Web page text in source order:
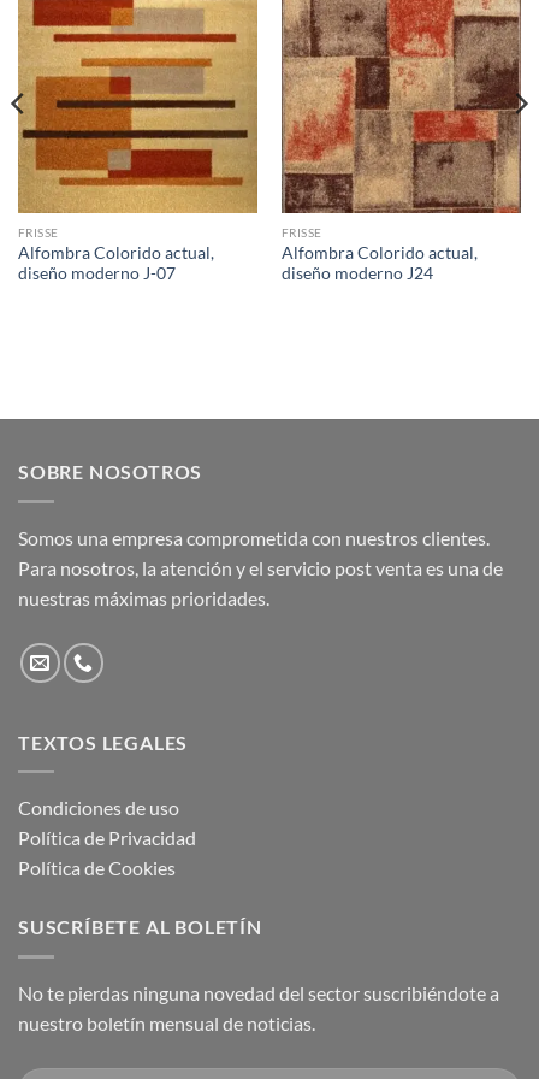
FRISSE
Alfombra Colorido actual,
diseño moderno J-07
FRISSE
Alfombra Colorido actual,
diseño moderno J24
SOBRE NOSOTROS
Somos una empresa comprometida con nuestros clientes.
Para nosotros, la atención y el servicio post venta es una de
nuestras máximas prioridades.
TEXTOS LEGALES
Condiciones de uso
Política de Privacidad
Política de Cookies
SUSCRÍBETE AL BOLETÍN
No te pierdas ninguna novedad del sector suscribiéndote a
nuestro boletín mensual de noticias.